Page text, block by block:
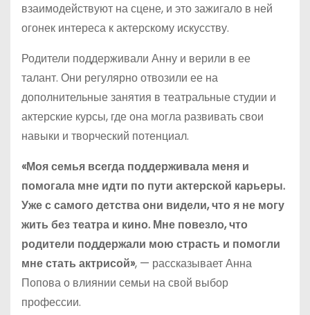
взаимодействуют на сцене, и это зажигало в ней
огонек интереса к актерскому искусству.
Родители поддерживали Анну и верили в ее
талант. Они регулярно отвозили ее на
дополнительные занятия в театральные студии и
актерские курсы, где она могла развивать свои
навыки и творческий потенциал.
«Моя семья всегда поддерживала меня и
помогала мне идти по пути актерской карьеры.
Уже с самого детства они видели, что я не могу
жить без театра и кино. Мне повезло, что
родители поддержали мою страсть и помогли
мне стать актрисой», — рассказывает Анна
Попова о влиянии семьи на свой выбор
профессии.